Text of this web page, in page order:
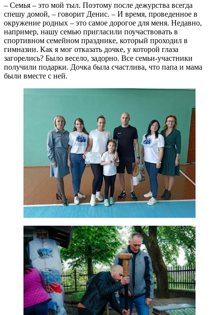
– Семья – это мой тыл. Поэтому после дежурства всегда
спешу домой, – говорит Денис. – И время, проведенное в
окружение родных – это самое дорогое для меня. Недавно,
например, нашу семью пригласили поучаствовать в
спортивном семейном празднике, который проходил в
гимназии. Как я мог отказать дочке, у которой глаза
загорелись? Было весело, задорно. Все семьи-участники
получили подарки. Дочка была счастлива, что папа и мама
были вместе с ней.